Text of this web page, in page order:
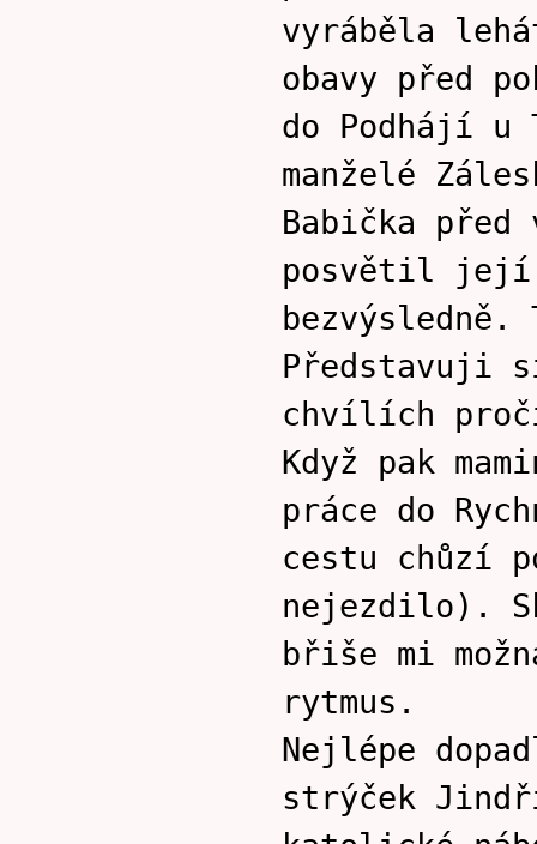
vyráběla
obavy před
do Podhájí
manželé
Babička
posvětil její
Představuji
chvílích
Když pak
práce do
cestu chůzí
nejezdilo).
břiše mi
rytmus.
Nejlépe
strýček